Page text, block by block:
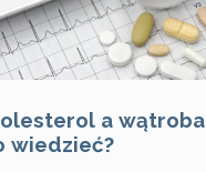
a wątroba
wiedzieć?